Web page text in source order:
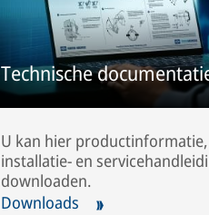
Technische
U kan hier productinformatie,
installatie- en
downloaden.
Downloads